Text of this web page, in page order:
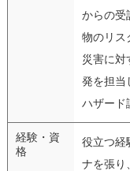
からの受
物のリス
災害に対
発を担当
ハザード
経験・資
格
役立つ経
ナを張り